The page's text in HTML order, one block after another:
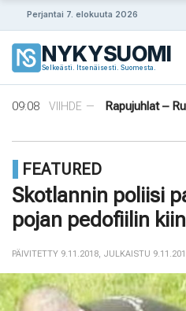
Perjantai 7. elokuuta 2026
NYKYSUOMI
Selkeästi. Itsenäisesti. Suomesta.
pysyvistä sotilastukikohdista
14:42
VIIHDE —
Norjalainen
12:38
VIIHDE —
Merenkurkku:
09:08
VIIHDE —
Rapujuhlat –
14:56
Puola ja
14:42
VIIHDE —
FEATURED
Skotlannin poliisi
pojan pedofiilin
PÄIVITETTY 9.11.2018 JULKAISTU